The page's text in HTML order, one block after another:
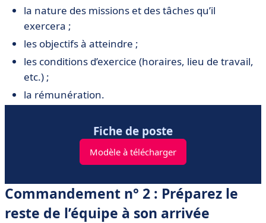
la nature des missions et des tâches qu’il
exercera ;
les objectifs à atteindre ;
les conditions d’exercice (horaires, lieu de travail,
etc.) ;
la rémunération.
Fiche de poste
Modèle à télécharger
Commandement n° 2 : Préparez le
reste de l’équipe à son arrivée